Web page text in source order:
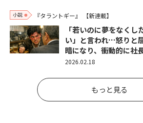
小説 『タラントギー』 【新連載】
「若いのに夢をなくし
い」と言われ…怒りと
暗になり、衝動的に社
2026.02.18
もっと見る